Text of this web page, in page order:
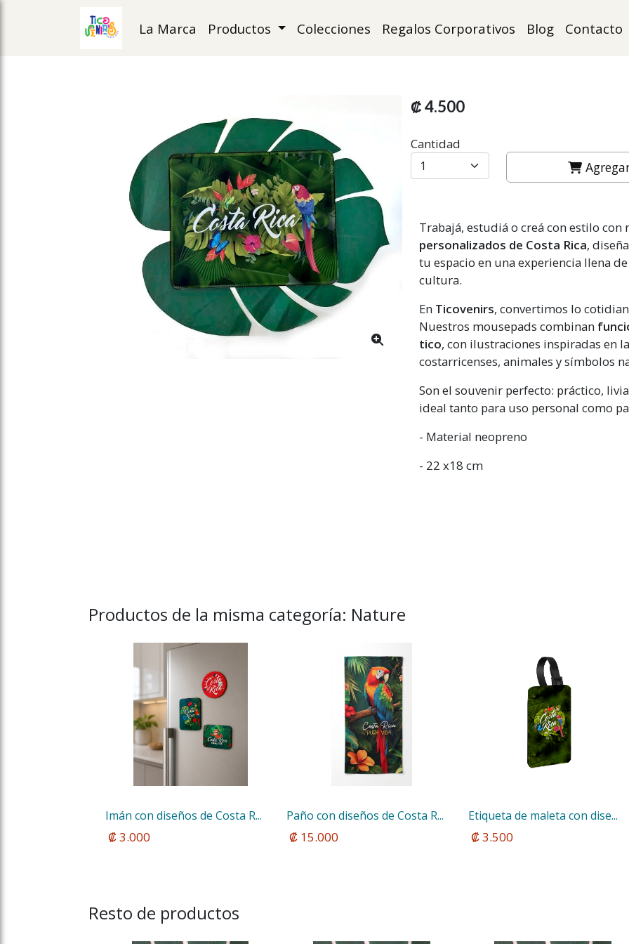
slideout menu.La Marca Productos Colecciones Regalos Corporativos Blog Contacto
₡ 4.500
Cantidad
Trabajá, estudiá o creá con estilo
personalizados de Costa Rica,
tu espacio en una experiencia llena
cultura.
En Ticovenirs, convertimos lo
Nuestros mousepads combinan
tico, con ilustraciones inspiradas en
costarricenses, animales y símbolos
Son el souvenir perfecto: práctico,
ideal tanto para uso personal como
- Material neopreno
- 22 x18 cm
Productos de la misma categoría: Nature
Imán con diseños de Costa R...
₡ 3.000
Paño con diseños de Costa R...
₡ 15.000
Etiqueta de maleta con dise...
₡ 3.500
Resto de productos